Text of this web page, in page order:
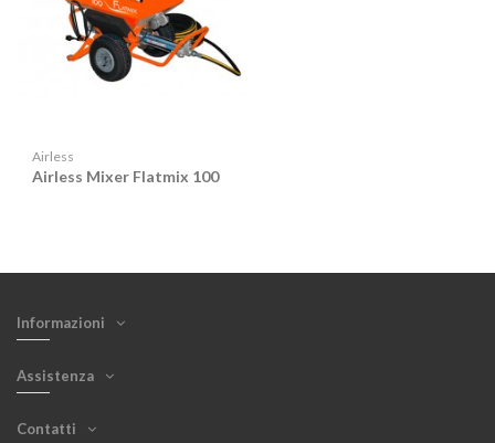
Airless
Airless Mixer Flatmix 100
Informazioni
Assistenza
Contatti